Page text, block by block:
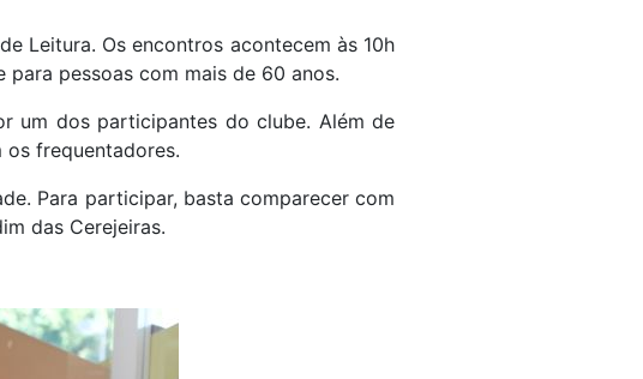
Leitura. Os encontros acontecem às 10h
pessoas com mais de 60 anos.
um dos participantes do clube. Além de
frequentadores.
Para participar, basta comparecer com
das Cerejeiras.